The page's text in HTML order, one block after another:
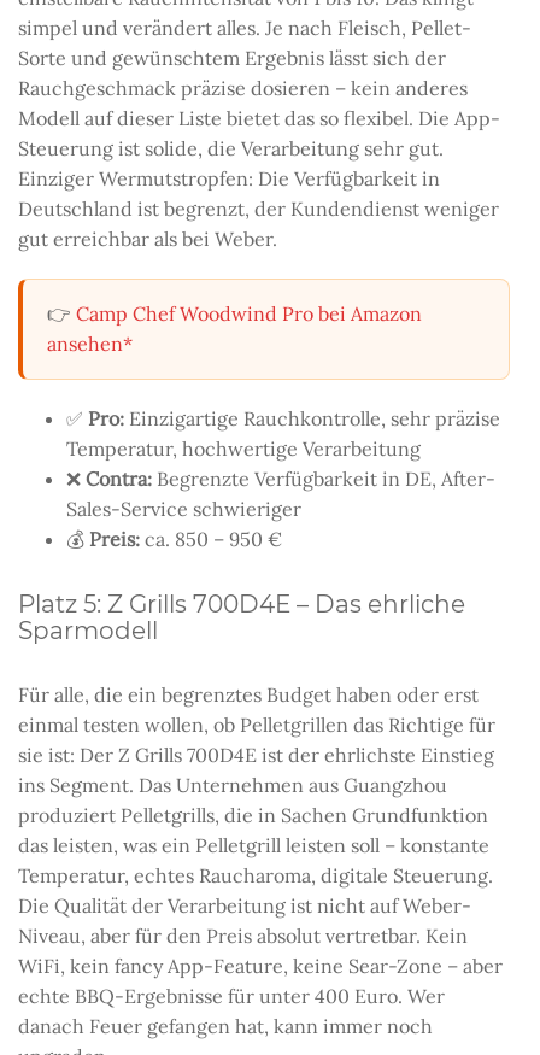
simpel und verändert alles. Je nach Fleisch, Pellet-
Sorte und gewünschtem Ergebnis lässt sich der
Rauchgeschmack präzise dosieren – kein anderes
Modell auf dieser Liste bietet das so flexibel. Die App-
Steuerung ist solide, die Verarbeitung sehr gut.
Einziger Wermutstropfen: Die Verfügbarkeit in
Deutschland ist begrenzt, der Kundendienst weniger
gut erreichbar als bei Weber.
👉 Camp Chef Woodwind Pro bei Amazon
ansehen*
✅ Pro: Einzigartige Rauchkontrolle, sehr präzise
Temperatur, hochwertige Verarbeitung
❌ Contra: Begrenzte Verfügbarkeit in DE, After-
Sales-Service schwieriger
💰 Preis: ca. 850 – 950 €
Platz 5: Z Grills 700D4E – Das ehrliche
Sparmodell
Für alle, die ein begrenztes Budget haben oder erst
einmal testen wollen, ob Pelletgrillen das Richtige für
sie ist: Der Z Grills 700D4E ist der ehrlichste Einstieg
ins Segment. Das Unternehmen aus Guangzhou
produziert Pelletgrills, die in Sachen Grundfunktion
das leisten, was ein Pelletgrill leisten soll – konstante
Temperatur, echtes Raucharoma, digitale Steuerung.
Die Qualität der Verarbeitung ist nicht auf Weber-
Niveau, aber für den Preis absolut vertretbar. Kein
WiFi, kein fancy App-Feature, keine Sear-Zone – aber
echte BBQ-Ergebnisse für unter 400 Euro. Wer
danach Feuer gefangen hat, kann immer noch